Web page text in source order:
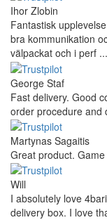
Ihor Zlobin
Fantastisk
bra kommunikation
välpackat och i perf ...
George Staf
Fast delivery. Good
order procedure and
Martynas Sagaitis
Great product.
Will
I absolutely love
delivery box. I love